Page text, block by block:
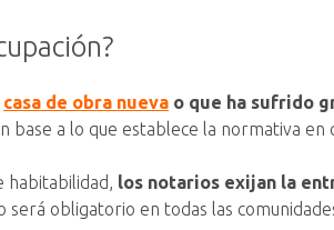
casa de obra nueva o que ha sufrido
base a lo que establece la normativa en
habitabilidad, los notarios exijan la
será obligatorio en todas las